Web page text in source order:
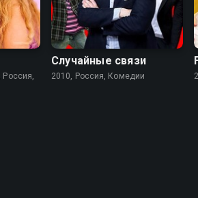
Россия,
5.0
Случайные связи
2010, Россия, Комедии